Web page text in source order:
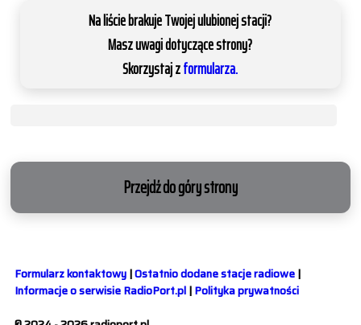
Na liście brakuje Twojej ulubionej stacji?
Masz uwagi dotyczące strony?
Skorzystaj zformularza.
Przejdź do góry strony
Formularz kontaktowy|Ostatnio dodane stacje radiowe|
Informacje o serwisie RadioPort.pl|Polityka prywatności